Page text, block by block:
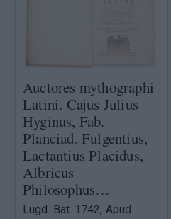
Auctores mythographi
Latini. Cajus Julius
Hyginus, Fab.
Planciad. Fulgentius,
Lactantius Placidus,
Albricus
Philosophus…
Lugd. Bat. 1742, Apud